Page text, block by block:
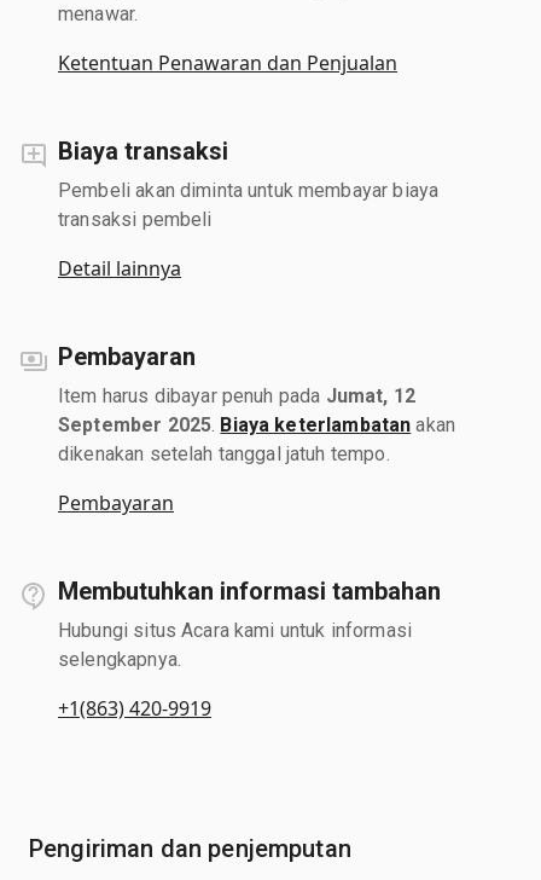
menawar.
Ketentuan Penawaran dan Penjualan
Biaya transaksi
Pembeli akan diminta untuk membayar biaya
transaksi pembeli
Detail lainnya
Pembayaran
Item harus dibayar penuh pada Jumat, 12
September 2025 Biaya keterlambatan akan
dikenakan setelah tanggal jatuh tempo.
Pembayaran
Membutuhkan informasi tambahan
Hubungi situs Acara kami untuk informasi
selengkapnya.
+1(863) 420-9919
Pengiriman dan penjemputan